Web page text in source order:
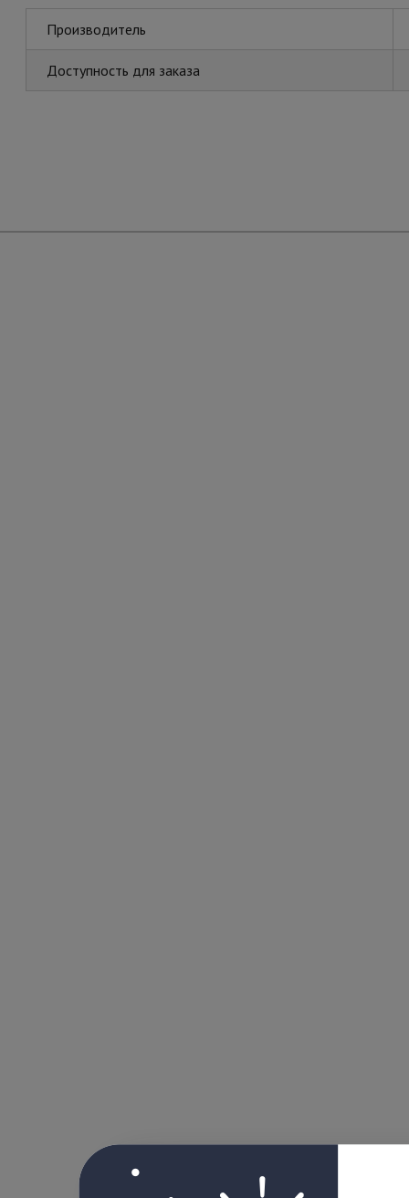
Производитель
Доступность для заказа